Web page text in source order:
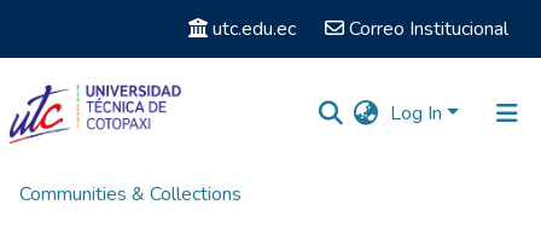
utc.edu.ec Correo Institucional
Log In
Communities & Collections
Home Statistics